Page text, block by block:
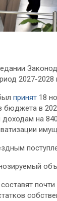
2027-2028
принят 18
в
на